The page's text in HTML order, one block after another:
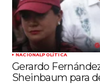
NACIONALPOLÍTICA
Gerardo
Sheinbaum para